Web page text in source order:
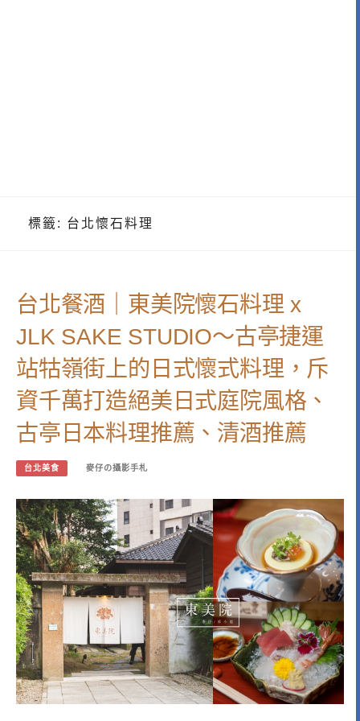
標籤: 台北懷石料理
台北餐酒｜東美院懷石料理 x
JLK SAKE STUDIO～古亭捷運
站牯嶺街上的日式懷式料理，斥
資千萬打造絕美日式庭院風格、
古亭日本料理推薦、清酒推薦
台北美食 麥仔の攝影手札